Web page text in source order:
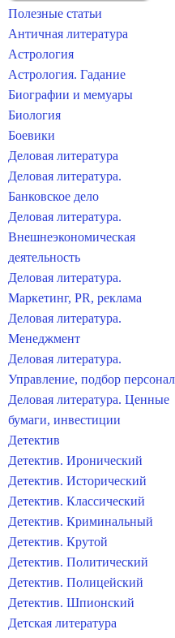
Полезные статьи
Античная литература
Астрология
Астрология. Гадание
Биографии и мемуары
Биология
Боевики
Деловая литература
Деловая литература.
Банковское дело
Деловая литература.
Внешнеэкономическая
деятельность
Деловая литература.
Маркетинг, PR, реклама
Деловая литература.
Менеджмент
Деловая литература.
Управление, подбор
Деловая литература. Ценные
бумаги, инвестиции
Детектив
Детектив. Иронический
Детектив. Исторический
Детектив. Классический
Детектив. Криминальный
Детектив. Крутой
Детектив. Политический
Детектив. Полицейский
Детектив. Шпионский
Детская литература